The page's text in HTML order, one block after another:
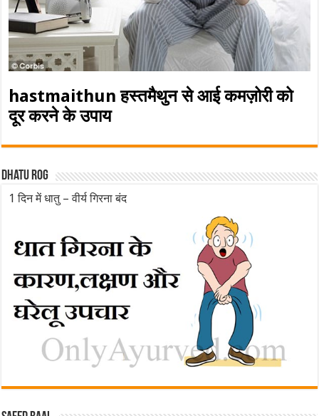
hastmaithun हस्तमैथुन से आई कमज़ोरी को
दूर करने के उपाय
Dhatu rog
1 दिन में धातु – वीर्य गिरना बंद